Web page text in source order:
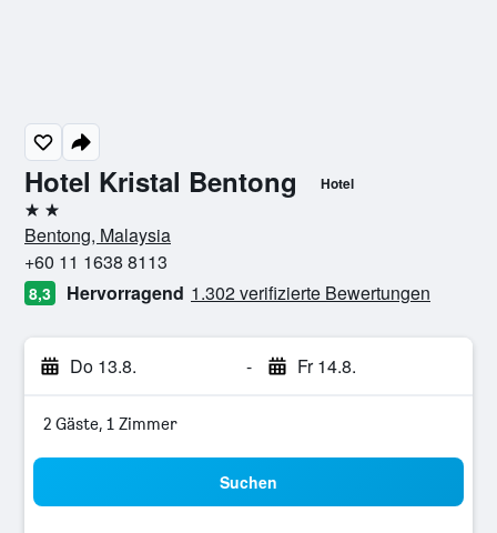
Hotel Kristal Bentong Hotel
2 Sterne
Bentong, Malaysia
+60 11 1638 8113
8,3 Hervorragend 1.302 verifizierte Bewertungen
Do 13.8. - Fr 14.8.
2 Gäste, 1 Zimmer
Suchen